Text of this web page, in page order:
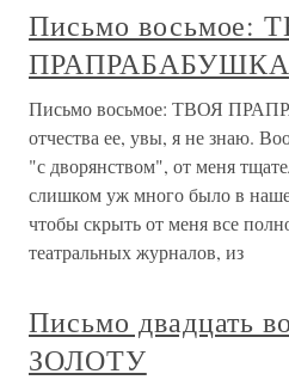
Письмо восьмое:
ПРАПРАБАБУШКА
Письмо восьмое: ТВОЯ
отчества ее, увы, я не знаю.
"с дворянством", от меня
слишком уж много было в
чтобы скрыть от меня все
театральных журналов, из
Письмо двадцать
ЗОЛОТУ